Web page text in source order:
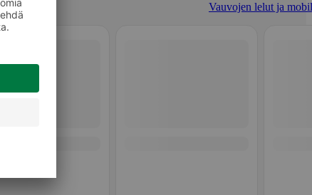
Vauvojen lelut ja